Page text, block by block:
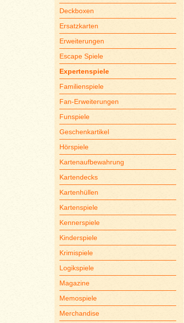
Deckboxen
Ersatzkarten
Erweiterungen
Escape Spiele
Expertenspiele
Familienspiele
Fan-Erweiterungen
Funspiele
Geschenkartikel
Hörspiele
Kartenaufbewahrung
Kartendecks
Kartenhüllen
Kartenspiele
Kennerspiele
Kinderspiele
Krimispiele
Logikspiele
Magazine
Memospiele
Merchandise